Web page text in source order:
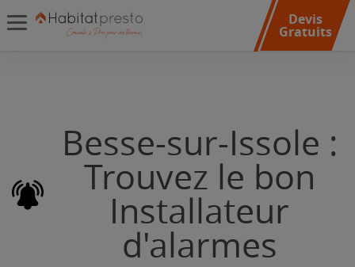
Devis
Gratuits
Besse-sur-Issole :
Trouvez le bon
Installateur
d'alarmes